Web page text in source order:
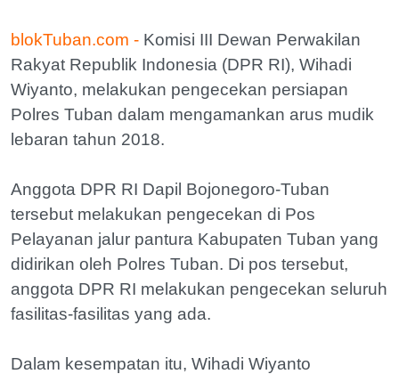
blokTuban.com - Komisi III Dewan Perwakilan
Rakyat Republik Indonesia (DPR RI), Wihadi
Wiyanto, melakukan pengecekan persiapan
Polres Tuban dalam mengamankan arus mudik
lebaran tahun 2018.
Anggota DPR RI Dapil Bojonegoro-Tuban
tersebut melakukan pengecekan di Pos
Pelayanan jalur pantura Kabupaten Tuban yang
didirikan oleh Polres Tuban. Di pos tersebut,
anggota DPR RI melakukan pengecekan seluruh
fasilitas-fasilitas yang ada.
Dalam kesempatan itu, Wihadi Wiyanto